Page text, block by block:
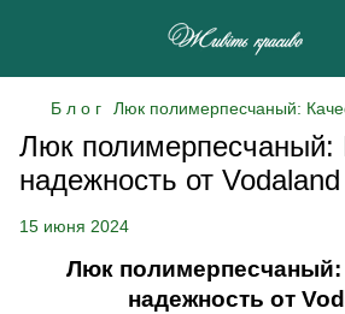
Б л о г Люк полимерпесчаный:
Люк полимерпесчаный:
надежность от Vodaland
15 июня 2024
Люк полимерпесчаный:
надежность от